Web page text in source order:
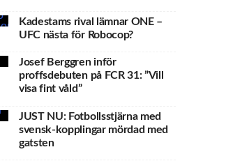
Kadestams rival lämnar ONE –
UFC nästa för Robocop?
Josef Berggren inför
proffsdebuten på FCR 31: ”Vill
visa fint våld”
JUST NU: Fotbollsstjärna med
svensk-kopplingar mördad med
gatsten